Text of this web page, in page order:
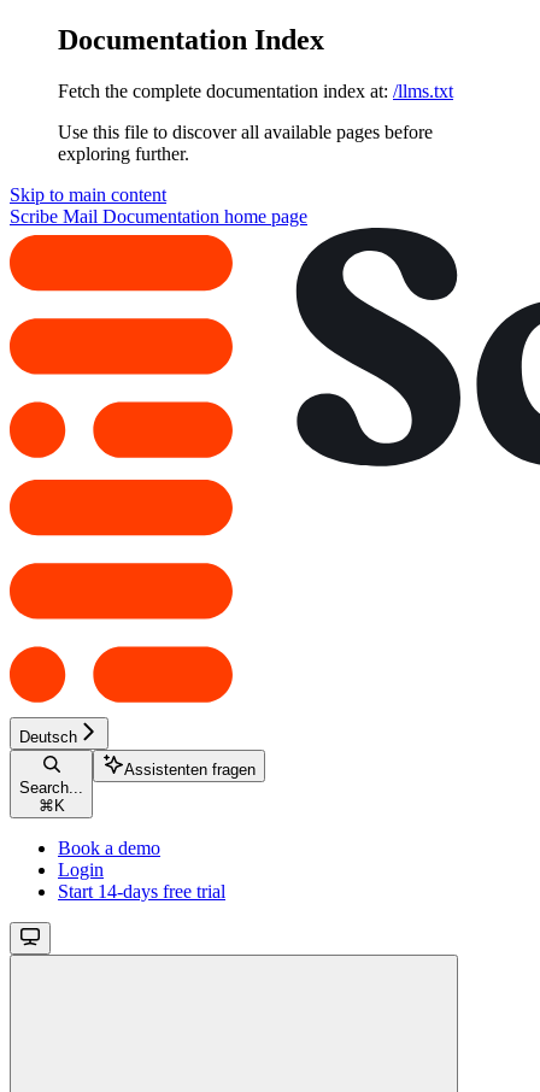
Documentation Index
Fetch the complete documentation index at: /llms.txt
Use this file to discover all available pages before
exploring further.
Skip to main content
Scribe Mail Documentation home page
Deutsch
Search...
⌘ K
Assistenten fragen
Book a demo
Login
Start 14-days free trial